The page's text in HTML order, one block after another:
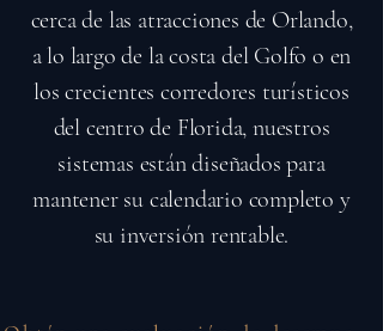
cerca de las atracciones de Orlando,
a lo largo de la costa del Golfo o en
los crecientes corredores turísticos
del centro de Florida, nuestros
sistemas están diseñados para
mantener su calendario completo y
su inversión rentable.